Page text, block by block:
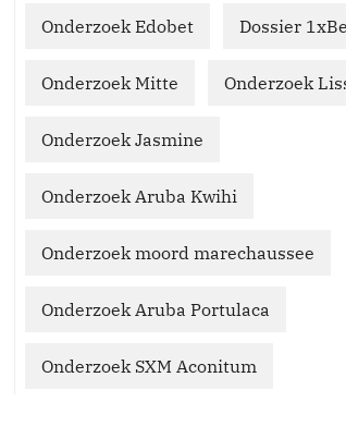
Onderzoek Edobet Dossier
Onderzoek Mitte Onderzoek
Onderzoek Jasmine
Onderzoek Aruba Kwihi
Onderzoek moord marechaussee
Onderzoek Aruba Portulaca
Onderzoek SXM Aconitum